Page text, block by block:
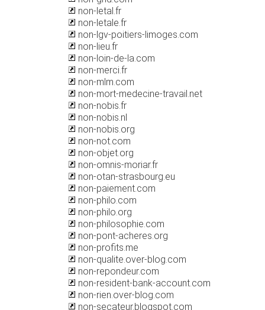
non-letal.fr
non-letale.fr
non-lgv-poitiers-limoges.com
non-lieu.fr
non-loin-de-la.com
non-merci.fr
non-mlm.com
non-mort-medecine-travail.net
non-nobis.fr
non-nobis.nl
non-nobis.org
non-not.com
non-objet.org
non-omnis-moriar.fr
non-otan-strasbourg.eu
non-paiement.com
non-philo.com
non-philo.org
non-philosophie.com
non-pont-acheres.org
non-profits.me
non-qualite.over-blog.com
non-repondeur.com
non-resident-bank-account.com
non-rien.over-blog.com
non-secateur.blogspot.com